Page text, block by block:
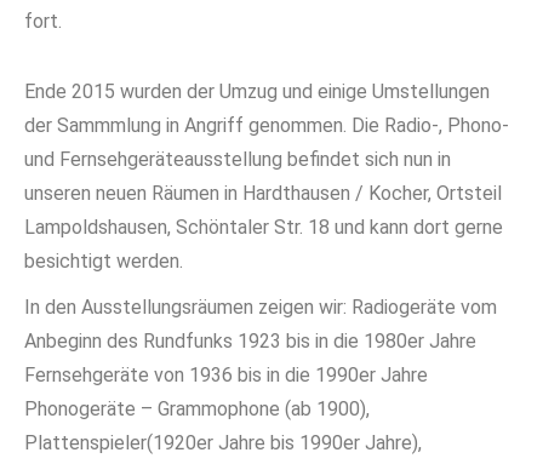
fort.
Ende 2015 wurden der Umzug und einige Umstellungen
der Sammmlung in Angriff genommen. Die Radio-, Phono-
und Fernsehgeräteausstellung befindet sich nun in
unseren neuen Räumen in Hardthausen / Kocher, Ortsteil
Lampoldshausen, Schöntaler Str. 18 und kann dort gerne
besichtigt werden.
In den Ausstellungsräumen zeigen wir: Radiogeräte vom
Anbeginn des Rundfunks 1923 bis in die 1980er Jahre
Fernsehgeräte von 1936 bis in die 1990er Jahre
Phonogeräte – Grammophone (ab 1900),
Plattenspieler(1920er Jahre bis 1990er Jahre),